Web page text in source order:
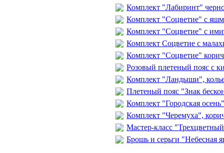
Комплект "Лабиринт"
Комплект "Соцветие" с
Комплект "Соцветие" с
Комплект Соцветие с
Комплект "Соцветие"
Розовый плетеный пояс с
Комплект "Ландыши", колье
Плетеный пояс "Знак
Комплект "Городская
Комплект "Черемуха",
Мастер-класс
Брошь и серьги "Небесная